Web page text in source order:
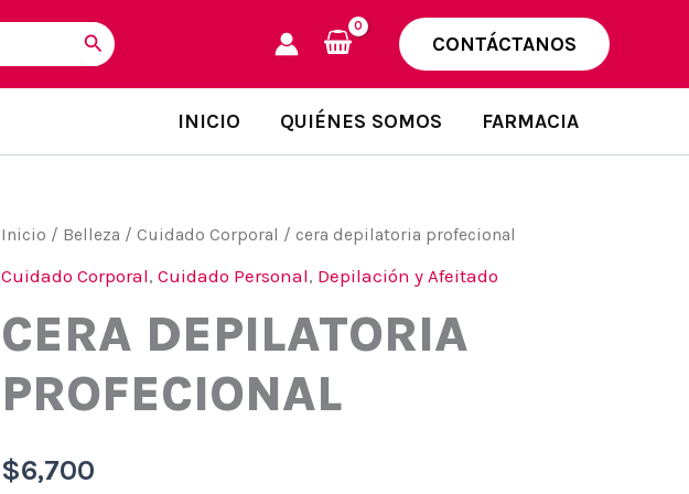
CONTÁCTANOS
INICIO QUIÉNES SOMOS FARMACIA
Inicio / Belleza / Cuidado Corporal / cera depilatoria profecional
Cuidado Corporal, Cuidado Personal, Depilación y Afeitado
CERA DEPILATORIA
PROFECIONAL
$6,700